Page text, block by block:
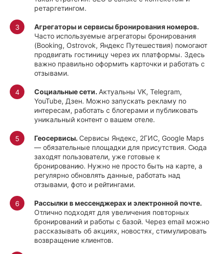
ретаргетингом.
Агрегаторы и сервисыбронирования номеров.
Часто используемые агрегаторы бронирования
(Booking, Ostrovok, Яндекс Путешествия) помогают
продвигать гостиницу через их платформы. Здесь
важно правильно оформить карточки и работать с
отзывами.
Социальные сети. Актуальны VK, Telegram,
YouTube, Дзен. Можно запускать рекламу по
интересам, работать с блогерами и публиковать
уникальный контент о вашем отеле.
Геосервисы. Сервисы Яндекс, 2ГИС, Google Maps
— обязательные площадки для присутствия. Сюда
заходят пользователи, уже готовые к
бронированию. Нужно не просто быть на карте, а
регулярно обновлять данные, работать над
отзывами, фото и рейтингами.
Рассылки в мессенджерах и электронной почте.
Отлично подходят для увеличения повторных
бронирований и работы с базой. Через email можно
рассказывать об акциях, новостях, стимулировать
возвращение клиентов.